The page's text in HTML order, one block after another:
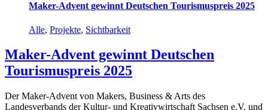
Maker-Advent gewinnt Deutschen Tourismuspreis 2025
Alle, Projekte, Sichtbarkeit
Maker-Advent gewinnt Deutschen
Tourismuspreis 2025
Der Maker-Advent von Makers, Business & Arts des
Landesverbands der Kultur- und Kreativwirtschaft Sachsen e.V. und